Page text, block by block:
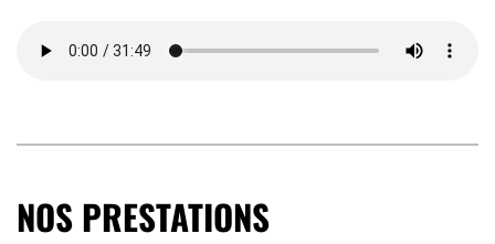
NOS PRESTATIONS